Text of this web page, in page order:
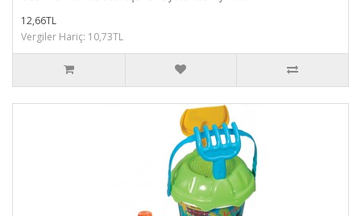
12,66TL
Vergiler Hariç: 10,73TL